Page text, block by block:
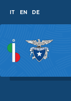
DE
EN
IT